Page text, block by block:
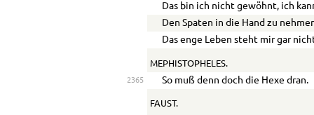
Das bin ich nicht gewöhnt, ich
Den Spaten in die Hand zu
Das enge Leben steht mir gar
MEPHISTOPHELES.
2365 So muß denn doch die Hexe dran.
FAUST.